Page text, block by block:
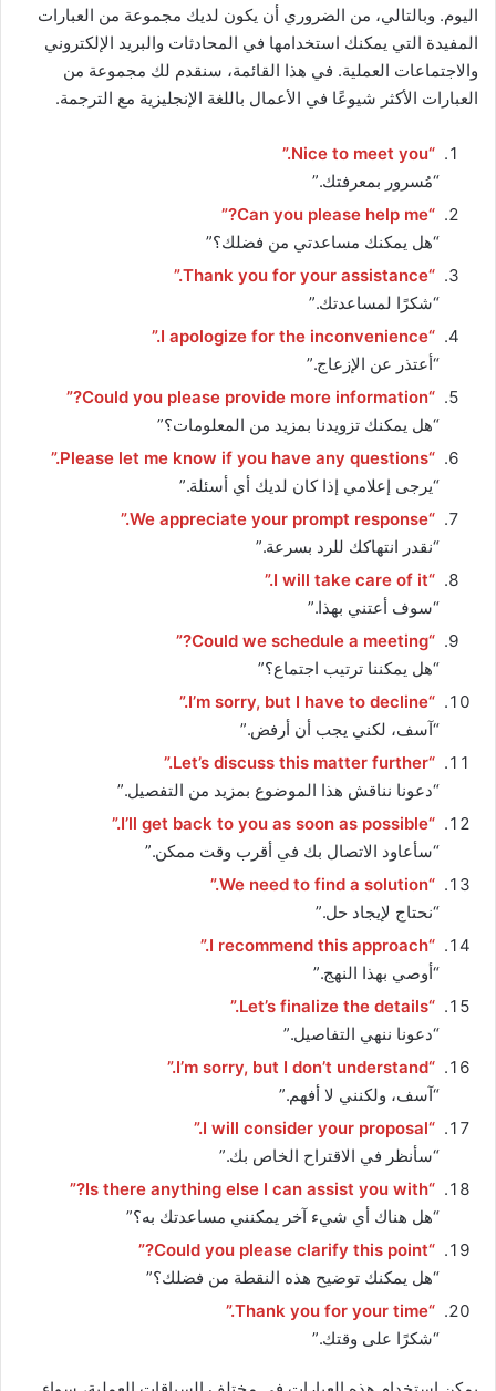
اليوم. وبالتالي، من الضروري أن يكون لديك مجموعة من العبارات
المفيدة التي يمكنك استخدامها في المحادثات والبريد الإلكتروني
والاجتماعات العملية. في هذا القائمة، سنقدم لك مجموعة من
العبارات الأكثر شيوعًا في الأعمال باللغة الإنجليزية مع الترجمة.
“Nice to meet you.”
“مُسرور بمعرفتك.”
“Can you please help me?”
“هل يمكنك مساعدتي من فضلك؟”
“Thank you for your assistance.”
“شكرًا لمساعدتك.”
“I apologize for the inconvenience.”
“أعتذر عن الإزعاج.”
“Could you please provide more information?”
“هل يمكنك تزويدنا بمزيد من المعلومات؟”
“Please let me know if you have any questions.”
“يرجى إعلامي إذا كان لديك أي أسئلة.”
“We appreciate your prompt response.”
“نقدر انتهاكك للرد بسرعة.”
“I will take care of it.”
“سوف أعتني بهذا.”
“Could we schedule a meeting?”
“هل يمكننا ترتيب اجتماع؟”
“I’m sorry, but I have to decline.”
“آسف، لكني يجب أن أرفض.”
“Let’s discuss this matter further.”
“دعونا نناقش هذا الموضوع بمزيد من التفصيل.”
“I’ll get back to you as soon as possible.”
“سأعاود الاتصال بك في أقرب وقت ممكن.”
“We need to find a solution.”
“نحتاج لإيجاد حل.”
“I recommend this approach.”
“أوصي بهذا النهج.”
“Let’s finalize the details.”
“دعونا ننهي التفاصيل.”
“I’m sorry, but I don’t understand.”
“آسف، ولكنني لا أفهم.”
“I will consider your proposal.”
“سأنظر في الاقتراح الخاص بك.”
“Is there anything else I can assist you with?”
“هل هناك أي شيء آخر يمكنني مساعدتك به؟”
“Could you please clarify this point?”
“هل يمكنك توضيح هذه النقطة من فضلك؟”
“Thank you for your time.”
“شكرًا على وقتك.”